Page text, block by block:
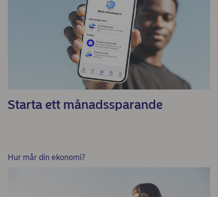
Starta ett månadssparande
Hur mår din ekonomi?